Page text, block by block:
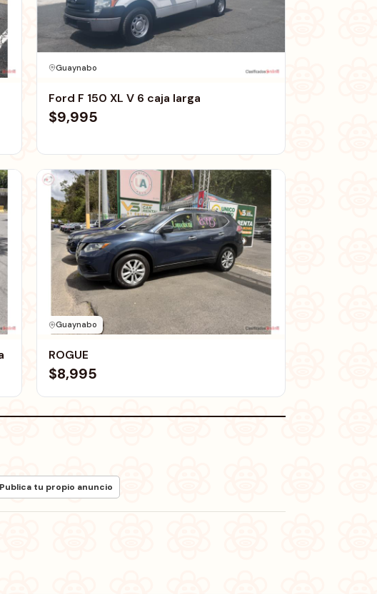
Guaynabo
Ford F 150 XL V 6 caja larga
$9,995
Guaynabo
ROGUE
$8,995
Publica tu propio anuncio